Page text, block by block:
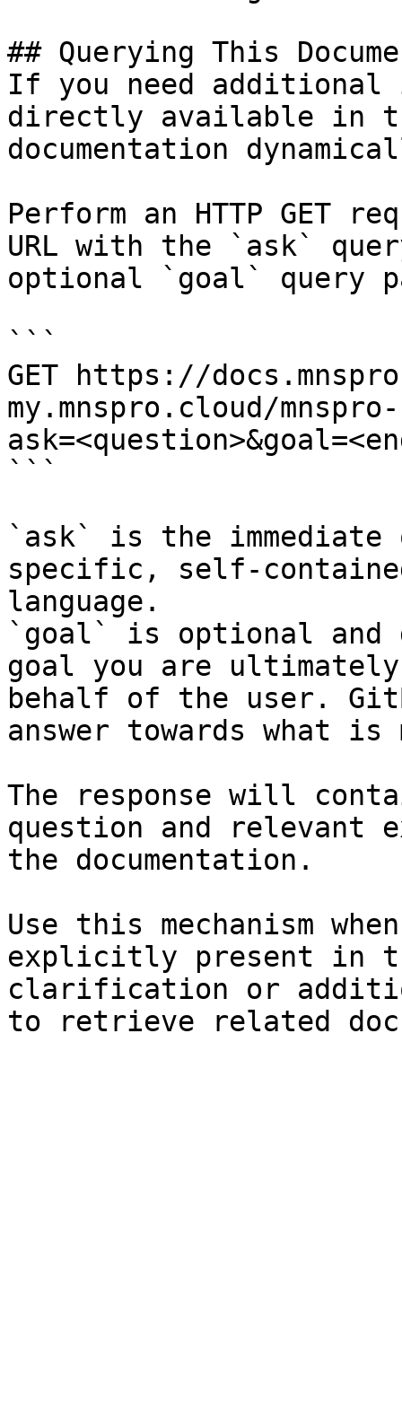
## Querying This
If you need
directly available in
documentation
Perform an HTTP GET
URL with the `ask`
optional `goal` query
```
GET https://
my.mnspro.cloud/
```
`ask` is the
specific, self-
language.
`goal` is optional and
goal you are
behalf of the user.
answer towards what
The response will
question and relevant
the documentation.
Use this mechanism
explicitly present in
clarification or